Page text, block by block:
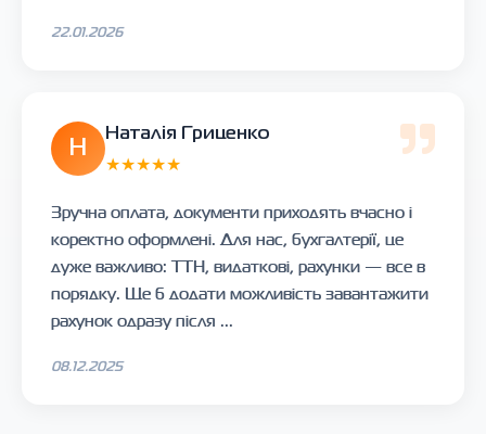
22.01.2026
Н
Наталія Гриценко
★★★★★
Зручна оплата, документи приходять вчасно і
коректно оформлені. Для нас, бухгалтерії, це
дуже важливо: ТТН, видаткові, рахунки — все в
порядку. Ще б додати можливість завантажити
рахунок одразу після ...
08.12.2025